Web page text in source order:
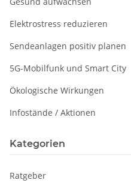
Elektrostress reduzieren
Sendeanlagen positiv planen
5G-Mobilfunk und Smart City
Ökologische Wirkungen
Infostände / Aktionen
Kategorien
Ratgeber